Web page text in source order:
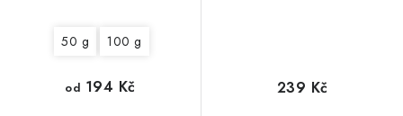
50 g 100 g
od 194 Kč 239 Kč